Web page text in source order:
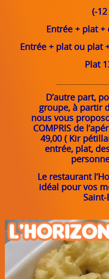
(-
Entrée + plat +
Entrée + plat ou plat
Plat
D’autre part,
groupe, à partir
nous vous
COMPRIS de
49,00 ( Kir
entrée, plat,
Le restaurant
idéal pour vos